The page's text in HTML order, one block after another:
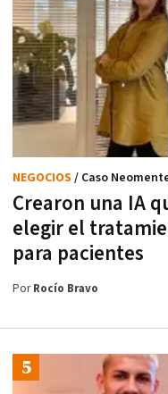
Crearon una IA
elegir el
para pacientes
NEGOCIOS / Caso
PorRocío Bravo